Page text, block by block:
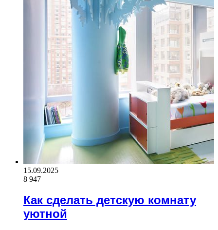
15.09.2025
8 947
Как сделать детскую комнату
уютной